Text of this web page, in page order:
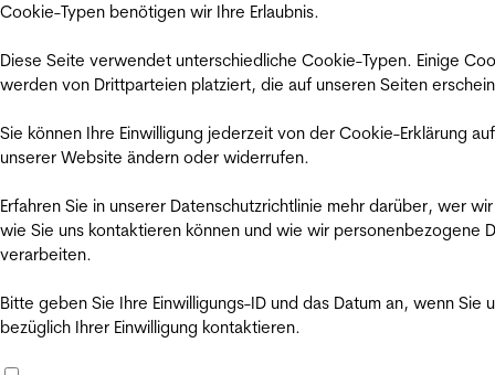
Cookie-Typen benötigen wir Ihre Erlaubnis.
Diese Seite verwendet unterschiedliche Cookie-Typen. Einige
werden von Drittparteien platziert, die auf unseren Seiten
Sie können Ihre Einwilligung jederzeit von der Cookie-Erklärung auf
unserer Website ändern oder widerrufen.
Erfahren Sie in unserer Datenschutzrichtlinie mehr darüber, wer
wie Sie uns kontaktieren können und wie wir personenbezogene
verarbeiten.
Bitte geben Sie Ihre Einwilligungs-ID und das Datum an, wenn Sie
bezüglich Ihrer Einwilligung kontaktieren.